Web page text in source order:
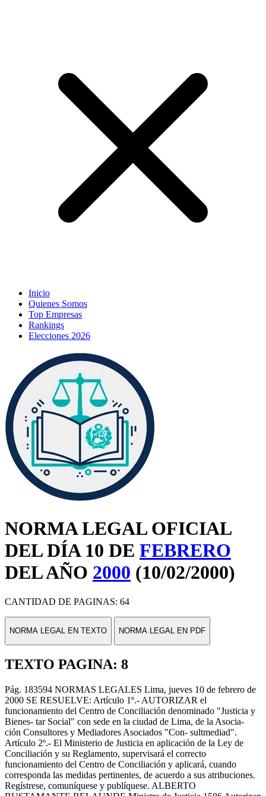
Inicio
Quienes Somos
Top Empresas
Rankings
Elecciones 2026
NORMA LEGAL OFICIAL
DEL DÍA 10 DE FEBRERO
DEL AÑO 2000 (10/02/2000)
CANTIDAD DE PAGINAS: 64
NORMA LEGAL EN TEXTO NORMA LEGAL EN PDF
TEXTO PAGINA: 8
Pág. 183594 NORMAS LEGALES Lima, jueves 10 de febrero de
2000 SE RESUELVE: Artículo 1º.- AUTORIZAR el
funcionamiento del Centro de Conciliación denominado "Justicia y
Bienes- tar Social" con sede en la ciudad de Lima, de la Asocia-
ción Consultores y Mediadores Asociados "Con- sultmediad".
Artículo 2º.- El Ministerio de Justicia en aplicación de la Ley de
Conciliación y su Reglamento, supervisará el correcto
funcionamiento del Centro de Conciliación y aplicará, cuando
corresponda las medidas pertinentes, de acuerdo a sus atribuciones.
Regístrese, comuníquese y publíquese. ALBERTO